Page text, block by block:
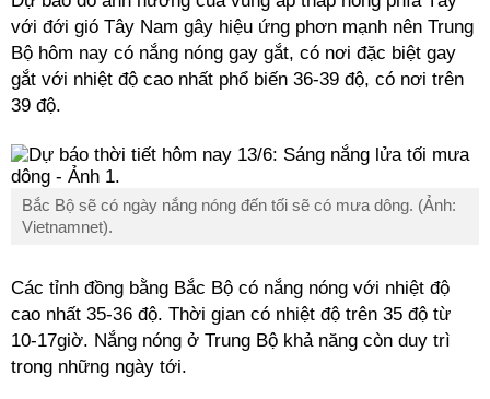
với đới gió Tây Nam gây hiệu ứng phơn mạnh nên Trung
Bộ hôm nay có nắng nóng gay gắt, có nơi đặc biệt gay
gắt với nhiệt độ cao nhất phổ biến 36-39 độ, có nơi trên
39 độ.
Bắc Bộ sẽ có ngày nắng nóng đến tối sẽ có mưa dông. (Ảnh:
Vietnamnet).
Các tỉnh đồng bằng Bắc Bộ có nắng nóng với nhiệt độ
cao nhất 35-36 độ. Thời gian có nhiệt độ trên 35 độ từ
10-17giờ. Nắng nóng ở Trung Bộ khả năng còn duy trì
trong những ngày tới.